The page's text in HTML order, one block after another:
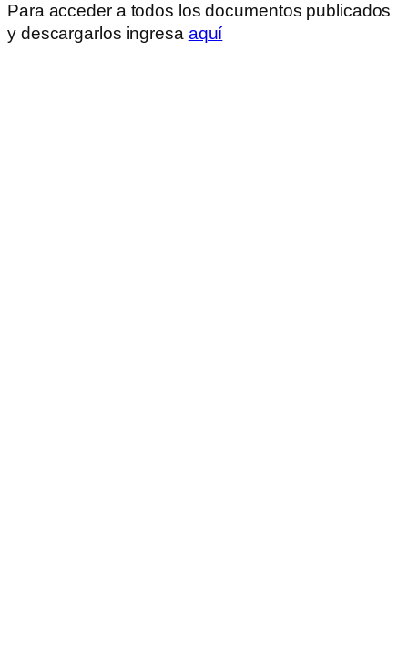
Para acceder a todos los documentos publicados
y descargarlos ingresa aquí